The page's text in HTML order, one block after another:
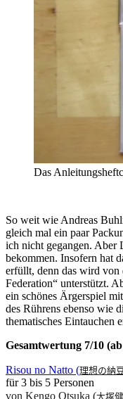
Das
So weit wie Andreas
gleich mal ein paar
ich nicht gegangen. Aber
bekommen. Insofern hat
erfüllt, denn das wird von
Federation“ unterstützt. A
ein schönes Ärgerspiel
des Rührens ebenso wie
thematisches Eintauchen
Gesamtwertung 7/10
Risou no Natto (理想の納
für 3 bis 5 Personen
von Kengo Otsuka (大塚